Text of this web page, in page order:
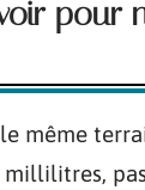
pour
même
millilitres,